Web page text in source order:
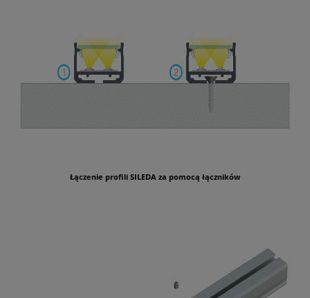
Łączenie profili SILEDA za pomocą łączników